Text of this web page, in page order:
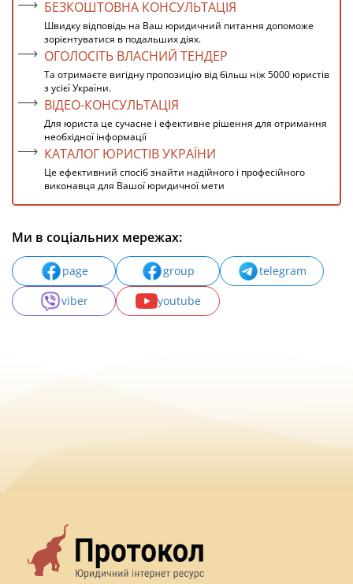
БЕЗКОШТОВНА КОНСУЛЬТАЦІЯ
Швидку відповідь на Ваш юридичний питання допоможе
зорієнтуватися в подальших діях.
ОГОЛОСІТЬ ВЛАСНИЙ ТЕНДЕР
Та отримаєте вигідну пропозицію від більш ніж 5000 юристів
з усієї України.
ВІДЕО-КОНСУЛЬТАЦІЯ
Для юриста це сучасне і ефективне рішення для отримання
необхідної інформації
КАТАЛОГ ЮРИСТІВ УКРАЇНИ
Це ефективний спосіб знайти надійного і професійного
виконавця для Вашої юридичної мети
Ми в соціальних мережах:
page group
telegram
viber
youtube